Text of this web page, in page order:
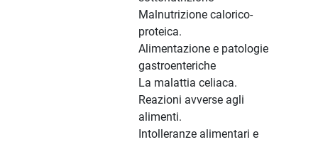
Malnutrizione calorico-
proteica.
Alimentazione e patologie
gastroenteriche
La malattia celiaca.
Reazioni avverse agli
alimenti.
Intolleranze alimentari e